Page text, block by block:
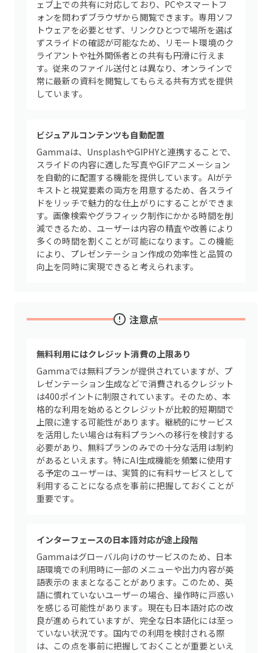
ェブ上での共有に対応しており、PCやスマートフ
ォンを問わずブラウザから閲覧できます。専用ソフ
トウェアを必要とせず、リンクひとつで場所を選ば
ずスライドの確認が可能なため、リモート環境のク
ライアントや社外関係者との共有も円滑に行えま
す。従来のファイル送付とは異なり、オンラインで
常に最新の資料を閲覧してもらえる共有方式を提供
しています。
ビジュアルコンテンツも自動配置
Gammaは、UnsplashやGIPHYと連携することで、
スライドの内容に適した写真やGIFアニメーション
を自動的に配置する機能を提供しています。AIがテ
キストと視覚要素の両方を用意するため、各スライ
ドをリッチで魅力的な仕上がりにすることができま
す。画像検索やグラフィック制作にかかる時間を削
減できるため、ユーザーは内容の精査や改善により
多くの時間を割くことが可能になります。この機能
により、プレゼンテーション作成の効率性と品質の
向上を同時に実現できると考えられます。
注意点
無料利用にはクレジット消費の上限あり
Gammaでは無料プランが提供されていますが、プ
レゼンテーション生成などで消費されるクレジット
は400ポイントに制限されています。そのため、本
格的な利用を始めるとクレジットが比較的短期間で
上限に達する可能性があります。継続的にサービス
を活用したい場合は有料プランへの移行を検討する
必要があり、無料プランのみでの十分な活用は制約
があるといえます。特にAI生成機能を頻繁に使用す
る予定のユーザーは、実質的に有料サービスとして
利用することになる点を事前に把握しておくことが
重要です。
インターフェースの日本語対応が途上段階
Gammaはグローバル向けのサービスのため、日本
語環境での利用時に一部のメニューや出力内容が英
語表示のままとなることがあります。このため、英
語に慣れていないユーザーの場合、操作時に戸惑い
を感じる可能性があります。現在も日本語対応の改
良が進められていますが、完全な日本語化には至っ
ていない状況です。国内での利用を検討される際
は、この点を事前に把握しておくことが重要といえ